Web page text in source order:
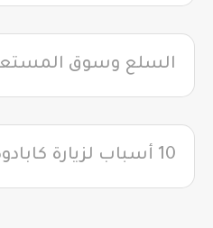
السلع وسوق
10 أسباب لزيارة كابادوكيا